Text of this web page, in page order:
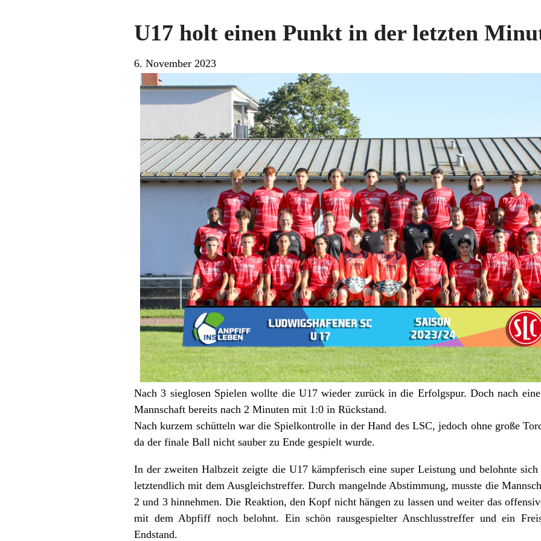
U17 holt einen Punkt in der letzten
6. November 2023
Nach 3 sieglosen Spielen wollte die U17 wieder zurück in die Erfolgspur. Doch nach
Mannschaft bereits nach 2 Minuten mit 1:0 in Rückstand.
Nach kurzem schütteln war die Spielkontrolle in der Hand des LSC, jedoch ohne große
da der finale Ball nicht sauber zu Ende gespielt wurde.
In der zweiten Halbzeit zeigte die U17 kämpferisch eine super Leistung und belohnte
letztendlich mit dem Ausgleichstreffer. Durch mangelnde Abstimmung, musste die
2 und 3 hinnehmen. Die Reaktion, den Kopf nicht hängen zu lassen und weiter das
mit dem Abpfiff noch belohnt. Ein schön rausgespielter Anschlusstreffer und ein
Endstand.